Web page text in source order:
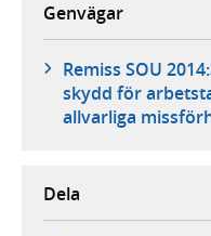
Genvägar
Remiss SOU
skydd för
allvarliga
Dela